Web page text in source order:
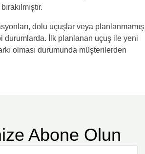
dolu uçuşlar veya planlanmamış
durumlarda. İlk planlanan uçuş ile yeni
olması durumunda müşterilerden
Abone Olun